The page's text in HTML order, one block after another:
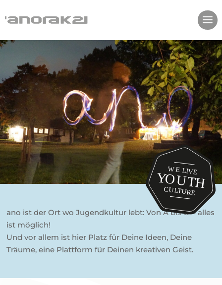
ano ist der Ort wo Jugendkultur lebt: Von A bis O – alles
ist möglich!
Und vor allem ist hier Platz für Deine Ideen, Deine
Träume, eine Plattform für Deinen kreativen Geist.